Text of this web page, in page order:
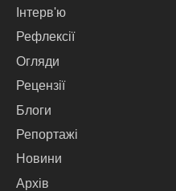
Інтерв'ю
Рефлексії
Огляди
Рецензії
Блоги
Репортажі
Новини
Архів